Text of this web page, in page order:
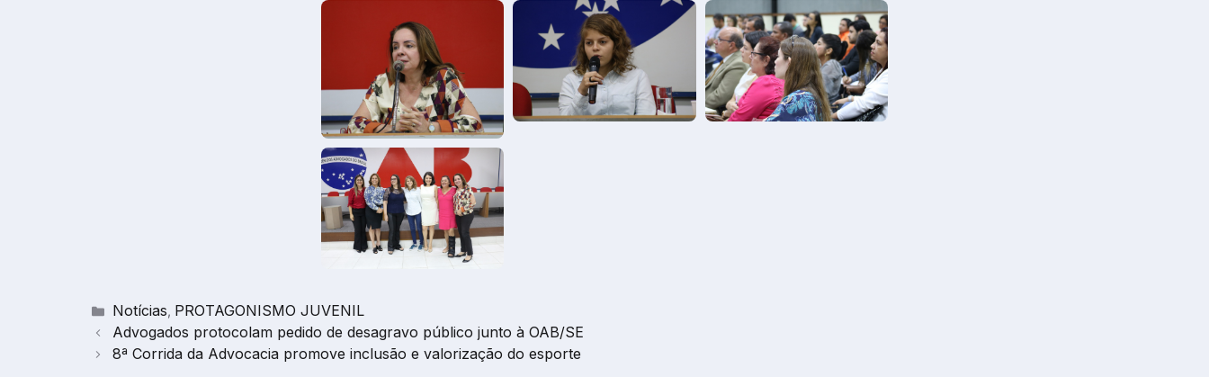
Categorias
Notícias, PROTAGONISMO JUVENIL
Advogados protocolam pedido de desagravo público junto à OAB/SE
8ª Corrida da Advocacia promove inclusão e valorização do esporte